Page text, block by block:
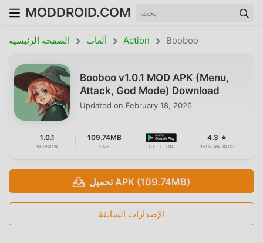
MODDROID.COM
الصفحة الرئيسية ألعاب Action Booboo
Booboo v1.0.1 MOD APK (Menu,
Attack, God Mode) Download
Updated on February 18, 2026
1.0.1
VERSION
109.74MB
SIZE GET IT ON
4.3 ★
1698 RATINGS
تحميل APK (109.74MB)
الإصدارات السابقة